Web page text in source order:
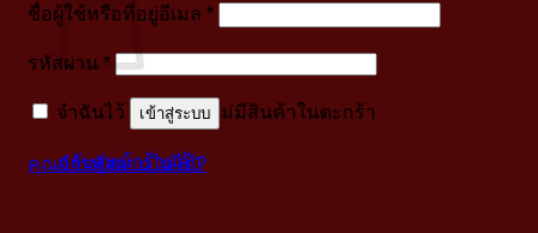
ไม่มีสินค้าในตะกร้า
กลับสู่หน้าร้านค้า
ชื่อผู้ใช้หรือที่อยู่อีเมล *บังคับ
รหัสผ่าน *บังคับ
จำฉันไว้
เข้าสู่ระบบ
คุณจำรหัสผ่านไม่ได้?